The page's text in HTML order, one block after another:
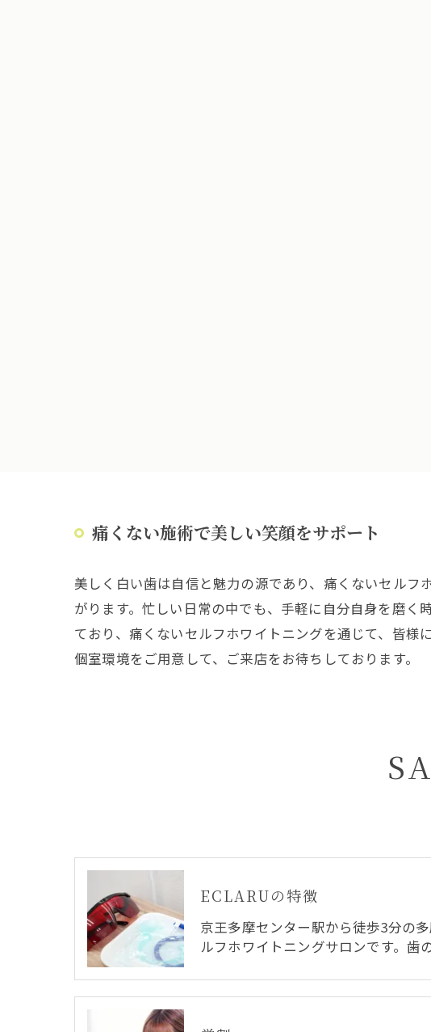
痛くない施術で美しい笑顔をサポート
美しく白い歯は自信と魅力の源であり、痛くないセル
がります。忙しい日常の中でも、手軽に自分自身を磨
ており、痛くないセルフホワイトニングを通じて、皆様
個室環境をご用意して、ご来店をお待ちしております。
ECLARUの特徴
京王多摩センター駅から徒歩3分の
ルフホワイトニングサロンです。歯